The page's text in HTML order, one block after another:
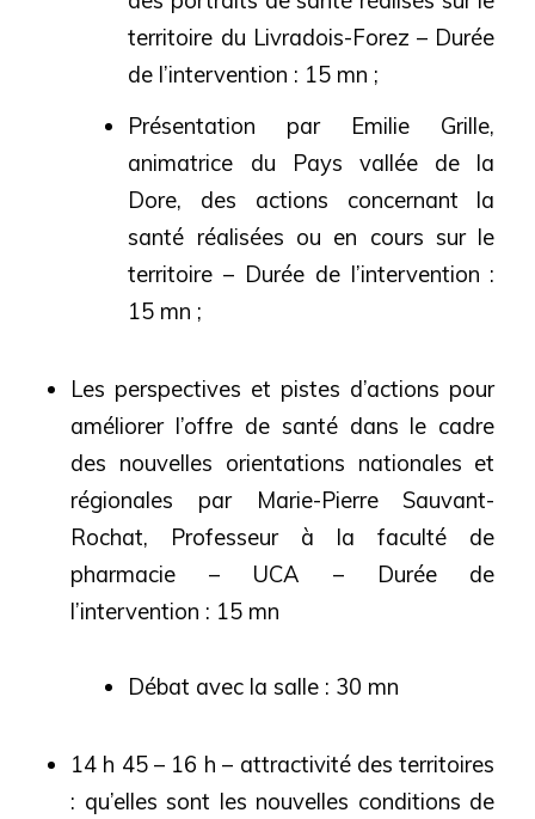
territoire du Livradois-Forez – Durée
de l’intervention : 15 mn ;
Présentation par Emilie Grille,
animatrice du Pays vallée de la
Dore, des actions concernant la
santé réalisées ou en cours sur le
territoire – Durée de l’intervention :
15 mn ;
Les perspectives et pistes d’actions pour
améliorer l’offre de santé dans le cadre
des nouvelles orientations nationales et
régionales par Marie-Pierre Sauvant-
Rochat, Professeur à la faculté de
pharmacie – UCA – Durée de
l’intervention : 15 mn
Débat avec la salle : 30 mn
14 h 45 – 16 h – attractivité des territoires
: qu’elles sont les nouvelles conditions de